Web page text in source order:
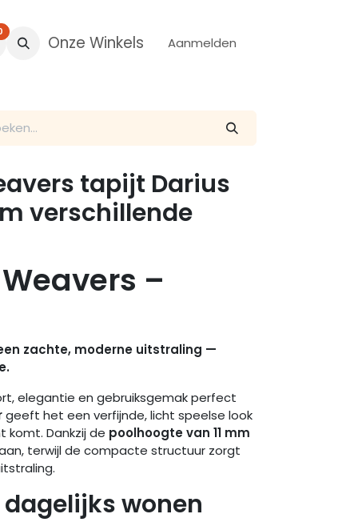
Onze Winkels Aanmelden
tapijt Darius
verschillende
–
zachte, moderne uitstraling —
elegantie en gebruiksgemak perfect
geeft het een verfijnde, licht speelse look
komt. Dankzij de poolhoogte van 11 mm
terwijl de compacte structuur zorgt
wonen